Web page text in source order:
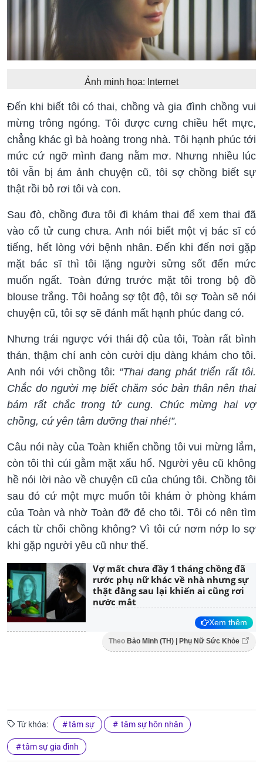
Ảnh minh họa: Internet
Đến khi biết tôi có thai, chồng và gia đình chồng vui
mừng trông ngóng. Tôi được cưng chiều hết mực,
chẳng khác gì bà hoàng trong nhà. Tôi hạnh phúc tới
mức cứ ngỡ mình đang nằm mơ. Nhưng nhiều lúc
tôi vẫn bị ám ảnh chuyện cũ, tôi sợ chồng biết sự
thật rồi bỏ rơi tôi và con.
Sau đò, chồng đưa tôi đi khám thai để xem thai đã
vào cổ tử cung chưa. Anh nói biết một vị bác sĩ có
tiếng, hết lòng với bệnh nhân. Đến khi đến nơi gặp
mặt bác sĩ thì tôi lặng người sửng sốt đến mức
muốn ngất. Toàn đứng trước mặt tôi trong bộ đồ
blouse trắng. Tôi hoảng sợ tột độ, tôi sợ Toàn sẽ nói
chuyện cũ, tôi sợ sẽ đánh mất hạnh phúc đang có.
Nhưng trái ngược với thái độ của tôi, Toàn rất bình
thản, thậm chí anh còn cười dịu dàng khám cho tôi.
Anh nói với chồng tôi: “Thai đang phát triển rất tôi.
Chắc do người mẹ biết chăm sóc bản thân nên thai
bám rất chắc trong tử cung. Chúc mừng hai vợ
chồng, cứ yên tâm dưỡng thai nhé!”.
Câu nói này của Toàn khiến chồng tôi vui mừng lắm,
còn tôi thì cúi gằm mặt xấu hổ. Người yêu cũ không
hề nói lời nào về chuyện cũ của chúng tôi. Chồng tôi
sau đó cứ một mực muốn tôi khám ở phòng khám
của Toàn và nhờ Toàn đỡ đẻ cho tôi. Tôi có nên tìm
cách từ chối chồng không? Vì tôi cứ nơm nớp lo sợ
khi gặp người yêu cũ như thế.
Vợ mất chưa đầy 1 tháng chồng đã
rước phụ nữ khác về nhà nhưng sự
thật đằng sau lại khiến ai cũng rơi
nước mắt
Xem thêm
Theo Bảo Minh (TH) | Phụ Nữ Sức Khỏe
Từ khóa: tâm sự tâm sự hôn nhân
tâm sự gia đình